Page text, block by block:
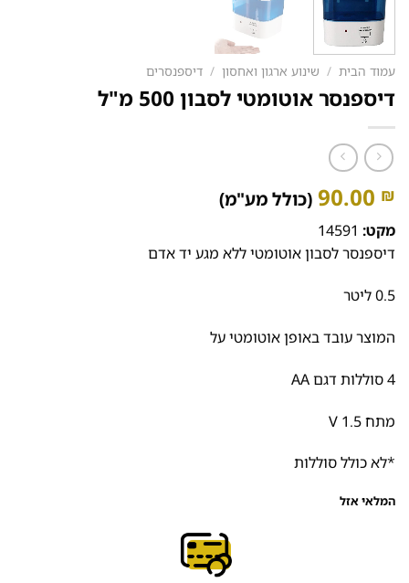
עמוד הבית / שינוע ארגון ואחסון / דיספנסרים
דיספנסר אוטומטי לסבון 500 מ"ל
90.00 ₪ (כולל מע"מ)
מקט:
דיספנסר לסבון אוטומטי ללא מגע יד אדם
0.5 ליטר
המוצר עובד באופן אוטומטי על
4 סוללות דגם AA
מתח 1.5 V
*לא כולל סוללות
המלאי אזל